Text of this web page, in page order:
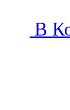
В